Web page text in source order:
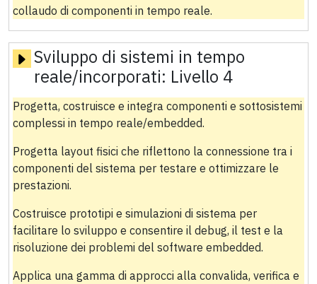
collaudo di componenti in tempo reale.
Sviluppo di sistemi in tempo
reale/incorporati: Livello 4
Progetta, costruisce e integra componenti e sottosistemi
complessi in tempo reale/embedded.
Progetta layout fisici che riflettono la connessione tra i
componenti del sistema per testare e ottimizzare le
prestazioni.
Costruisce prototipi e simulazioni di sistema per
facilitare lo sviluppo e consentire il debug, il test e la
risoluzione dei problemi del software embedded.
Applica una gamma di approcci alla convalida, verifica e